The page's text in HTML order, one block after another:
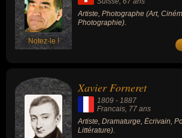
Notez-le !
Artiste, Photographe (Art,
Photographie).
Xavier Forneret
1809 - 1887
Francais , 77 ans
Artiste, Dramaturge, Écrivain,
Littérature).